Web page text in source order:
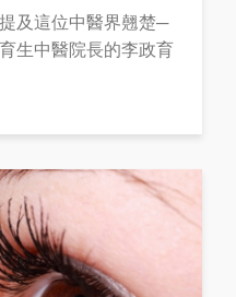
及這位中醫界翹楚─
生中醫院長的李政育